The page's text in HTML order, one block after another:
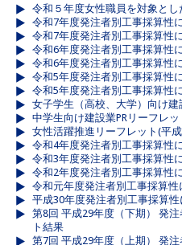
令和５年度女性職員を対象と
令和7年度発注者別工事採算性
令和7年度発注者別工事採算性
令和6年度発注者別工事採算性
令和6年度発注者別工事採算性
令和5年度発注者別工事採算性
令和5年度発注者別工事採算性
女子学生（高校、大学）向け建
中学生向け建設業PRリーフレ
女性活躍推進リーフレット(平
令和4年度発注者別工事採算性
令和3年度発注者別工事採算性
令和2年度発注者別工事採算性
令和元年度発注者別工事採算
平成30年度発注者別工事採算
第8回 平成29年度（下期） 発
ト結果
第7回 平成29年度（上期） 発